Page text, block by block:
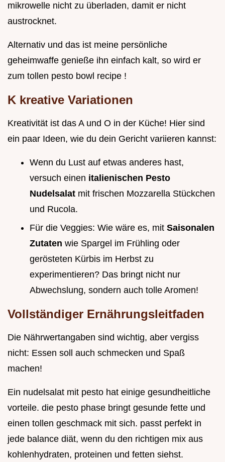
mikrowelle nicht zu überladen, damit er nicht
austrocknet.
Alternativ und das ist meine persönliche
geheimwaffe genieße ihn einfach kalt, so wird er
zum tollen pesto bowl recipe !
K kreative Variationen
Kreativität ist das A und O in der Küche! Hier sind
ein paar Ideen, wie du dein Gericht variieren kannst:
Wenn du Lust auf etwas anderes hast,
versuch einen italienischen Pesto
Nudelsalat mit frischen Mozzarella Stückchen
und Rucola.
Für die Veggies: Wie wäre es, mit Saisonalen
Zutaten wie Spargel im Frühling oder
gerösteten Kürbis im Herbst zu
experimentieren? Das bringt nicht nur
Abwechslung, sondern auch tolle Aromen!
Vollständiger Ernährungsleitfaden
Die Nährwertangaben sind wichtig, aber vergiss
nicht: Essen soll auch schmecken und Spaß
machen!
Ein nudelsalat mit pesto hat einige gesundheitliche
vorteile. die pesto phase bringt gesunde fette und
einen tollen geschmack mit sich. passt perfekt in
jede balance diät, wenn du den richtigen mix aus
kohlenhydraten, proteinen und fetten siehst.